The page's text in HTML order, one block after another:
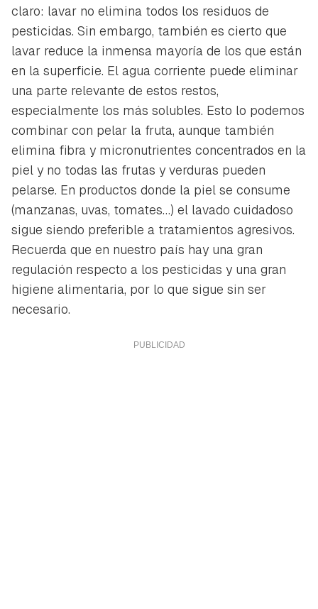
claro: lavar no elimina todos los residuos de
pesticidas. Sin embargo, también es cierto que
lavar reduce la inmensa mayoría de los que están
en la superficie. El agua corriente puede eliminar
una parte relevante de estos restos,
especialmente los más solubles. Esto lo podemos
combinar con pelar la fruta, aunque también
elimina fibra y micronutrientes concentrados en la
piel y no todas las frutas y verduras pueden
pelarse. En productos donde la piel se consume
(manzanas, uvas, tomates…) el lavado cuidadoso
sigue siendo preferible a tratamientos agresivos.
Recuerda que en nuestro país hay una gran
regulación respecto a los pesticidas y una gran
higiene alimentaria, por lo que sigue sin ser
necesario.